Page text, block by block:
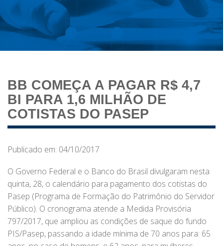
BB COMEÇA A PAGAR R$ 4,7
BI PARA 1,6 MILHÃO DE
COTISTAS DO PASEP
Publicado em: 04/10/2017
O Governo Federal e o Banco do Brasil divulgaram nesta
quinta, 28, o calendário para pagamento dos cotistas do
Pasep (Programa de Formação do Patrimônio do Servidor
Público). O cronograma atende a Medida Provisória
797/2017, que ampliou as condições de saque do fundo
PIS/Pasep, passando a idade mínima de 70 anos para: 65